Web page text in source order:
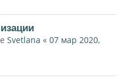
Svetlana « 07 мар 2020,